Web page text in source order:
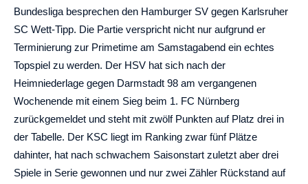
Bundesliga besprechen den Hamburger SV gegen Karlsruher
SC Wett-Tipp. Die Partie verspricht nicht nur aufgrund er
Terminierung zur Primetime am Samstagabend ein echtes
Topspiel zu werden. Der HSV hat sich nach der
Heimniederlage gegen Darmstadt 98 am vergangenen
Wochenende mit einem Sieg beim 1. FC Nürnberg
zurückgemeldet und steht mit zwölf Punkten auf Platz drei in
der Tabelle. Der KSC liegt im Ranking zwar fünf Plätze
dahinter, hat nach schwachem Saisonstart zuletzt aber drei
Spiele in Serie gewonnen und nur zwei Zähler Rückstand auf